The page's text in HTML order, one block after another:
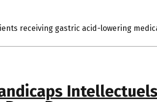
receiving gastric acid-lowering